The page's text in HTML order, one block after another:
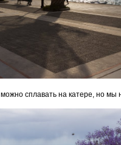
сплавать на катере, но мы